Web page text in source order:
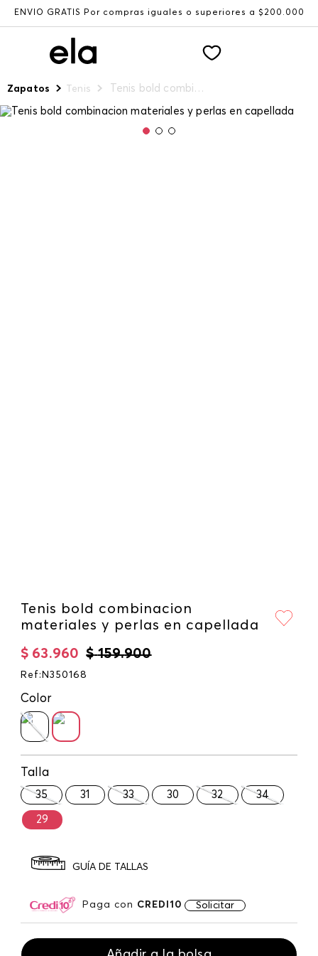
ENVÍO GRATIS Por compras iguales o superiores a $200.000
Zapatos Tenis Tenis bold combinacion materiales y perlas en capellada
Tenis bold combinacion
materiales y perlas en capellada
$ 159.900
$ 63.960
Ref : N350168
Color
Talla
35 31 33 30 32 34
29
GUÍA DE TALLAS
Paga con CREDI10 Solicitar